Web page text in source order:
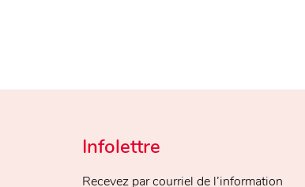
Infolettre
Recevez par courriel de l’information